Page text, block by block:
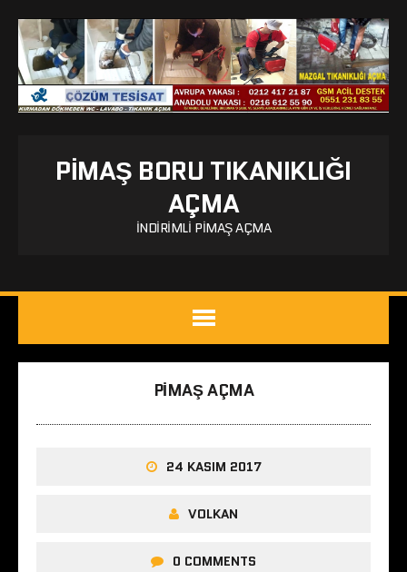
PIMAŞ BORU TIKANIKLIĞI
AÇMA
İNDIRIMLI PIMAŞ AÇMA
PIMAŞ AÇMA
24 KASIM 2017
VOLKAN
0 COMMENTS